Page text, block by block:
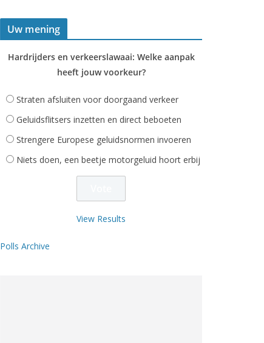
Uw mening
Hardrijders en verkeerslawaai: Welke aanpak
heeft jouw voorkeur?
Straten afsluiten voor doorgaand verkeer
Geluidsflitsers inzetten en direct beboeten
Strengere Europese geluidsnormen invoeren
Niets doen, een beetje motorgeluid hoort erbij
View Results
Polls Archive